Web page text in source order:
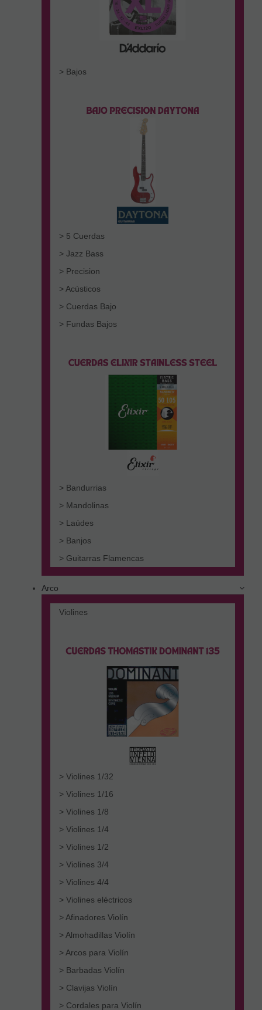
> Bajos
> 5 Cuerdas
> Jazz Bass
> Precision
> Acústicos
> Cuerdas Bajo
> Fundas Bajos
> Bandurrias
> Mandolinas
> Laúdes
> Banjos
> Guitarras Flamencas
Arco
Violines
> Violines 1/32
> Violines 1/16
> Violines 1/8
> Violines 1/4
> Violines 1/2
> Violines 3/4
> Violines 4/4
> Violines eléctricos
> Afinadores Violín
> Almohadillas Violín
> Arcos para Violín
> Barbadas Violín
> Clavijas Violín
> Cordales para Violín